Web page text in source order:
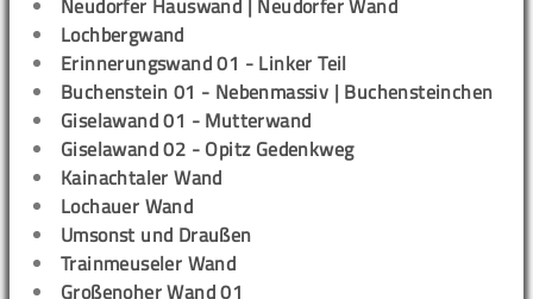
Neudorfer Hauswand | Neudorfer Wand
Lochbergwand
Erinnerungswand 01 - Linker Teil
Buchenstein 01 - Nebenmassiv | Buchensteinchen
Giselawand 01 - Mutterwand
Giselawand 02 - Opitz Gedenkweg
Kainachtaler Wand
Lochauer Wand
Umsonst und Draußen
Trainmeuseler Wand
Großenoher Wand 01